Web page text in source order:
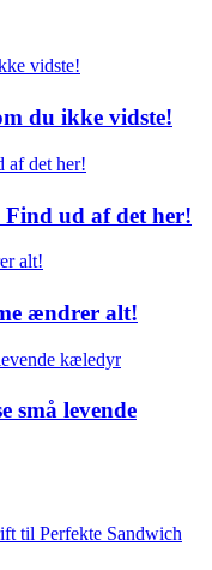
du ikke vidste!
Find ud af det her!
ændrer alt!
små levende